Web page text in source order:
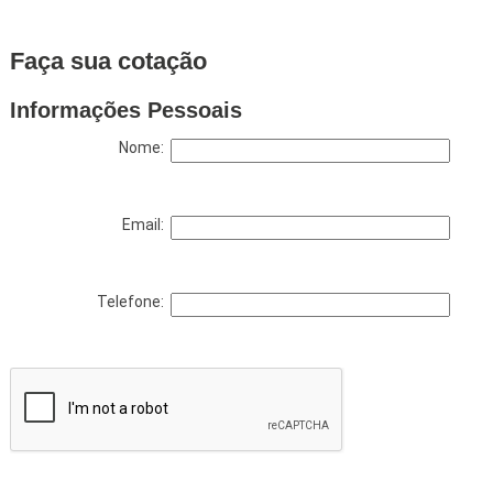
Faça sua cotação
Informações Pessoais
Nome:
Email:
Telefone: